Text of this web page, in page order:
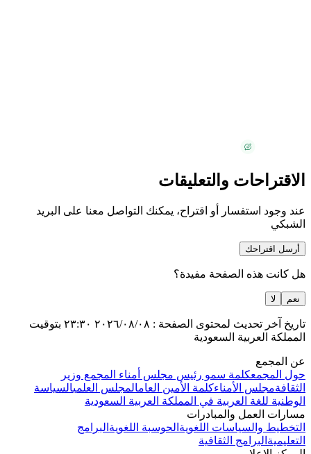
الاقتراحات والتعليقات
عند وجود استفسار أو اقتراح، يمكنك التواصل معنا على البريد
الشبكي
أرسل اقتراحك
هل كانت هذه الصفحة مفيدة؟
نعم لا
تاريخ آخر تحديث لمحتوى الصفحة : ٢٠٢٦/٠٨/٠٨ ٢٣:٣٠ بتوقيت
المملكة العربية السعودية
عن المجمع
حول المجمعكلمة سمو رئيس مجلس أمناء المجمع وزير
الثقافةمجلس الأمناءكلمة الأمين العامالمجلس العلميالسياسة
الوطنية للغة العربية في المملكة العربية السعودية
مسارات العمل والمبادرات
التخطيط والسياسات اللغوية الحوسبة اللغوية البرامج
التعليمية البرامج الثقافية